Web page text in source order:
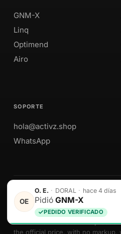
OE
O. E. · DORAL · hace 4 días
Pidió GNM-X
PEDIDO VERIFICADO
GNM-X
Linq
Optimend
Airo
SOPORTE
hola@activz.shop
WhatsApp
Envíos a Perú · México ·
We sell Activz Global LLC
the official price, with no markup,